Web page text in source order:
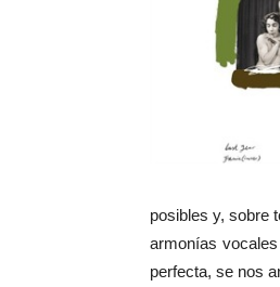
posibles y, sobre
armonías
perfecta, se nos